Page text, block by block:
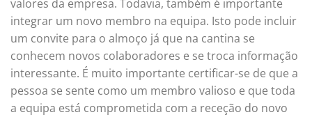
valores da empresa. Todavia, também é importante
integrar um novo membro na equipa. Isto pode incluir
um convite para o almoço já que na cantina se
conhecem novos colaboradores e se troca informação
interessante. É muito importante certificar-se de que a
pessoa se sente como um membro valioso e que toda
a equipa está comprometida com a receção do novo